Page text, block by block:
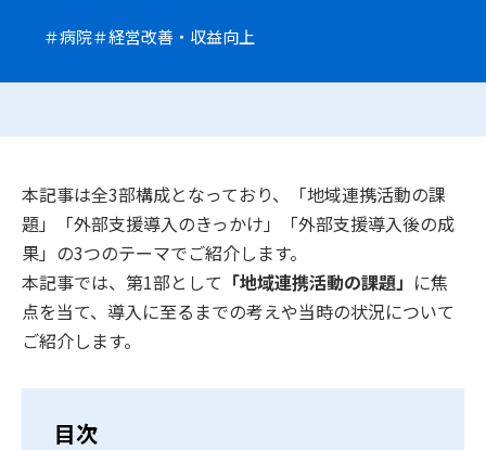
＃病院＃経営改善・収益向上
本記事は全3部構成となっており、「地域連携活動の課
題」「外部支援導入のきっかけ」「外部支援導入後の成
果」の3つのテーマでご紹介します。
本記事では、第1部として 「地域連携活動の課題」 に焦
点を当て、導入に至るまでの考えや当時の状況について
ご紹介します。
目次